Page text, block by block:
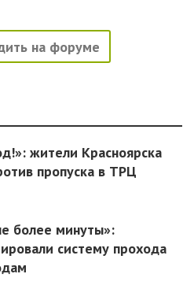
на форуме
жители Красноярска
пропуска в ТРЦ
более минуты»:
систему прохода